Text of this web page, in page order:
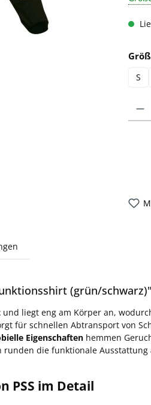
S
(grün/schwarz)"
und liegt eng am Körper an,
für schnellen Abtransport von
Eigenschaften hemmen
runden die funktionale Ausstattung
PSS im Detail